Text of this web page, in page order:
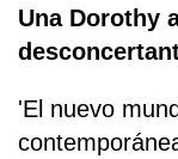
Una Dorothy
'El nuevo